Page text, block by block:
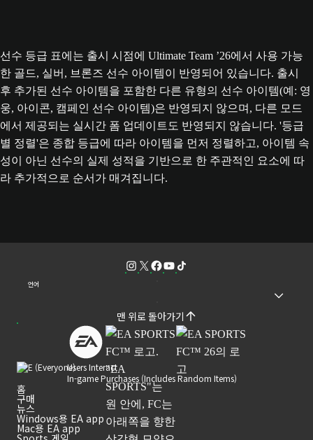
선수 등급 표에는 출시 시점에 Ultimate Team ’26에서 사용 가능
한 골드, 실버, 브론즈 선수 아이템이 반영되어 있습니다. 출시
후 추가된 선수 아이템을 포함한 다른 유형의 선수 아이템(예: 영
웅, 아이콘, 캠페인 선수 아이템)은 반영되지 않으며, 다른 모드
에서 제공되는 실시간 폼 업데이트도 반영되지 않습니다. '등급
별 정렬'은 종합 등급에 따라 아이템을 먼저 정렬하고, 아이템 속
성이 아닌 선수의 실제 성적을 기반으로 한 주관적인 요소에 따
라 추가적으로 순서가 매겨집니다.
언어
맨 위로 돌아가기
Users Interact
In-game Purchases (Includes Random Items)
홈
구매
뉴스
Windows용 EA app
Mac용 EA app